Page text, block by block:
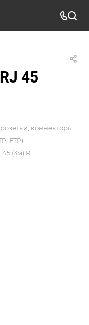
45
коннекторы
FTP) —
(3м) R